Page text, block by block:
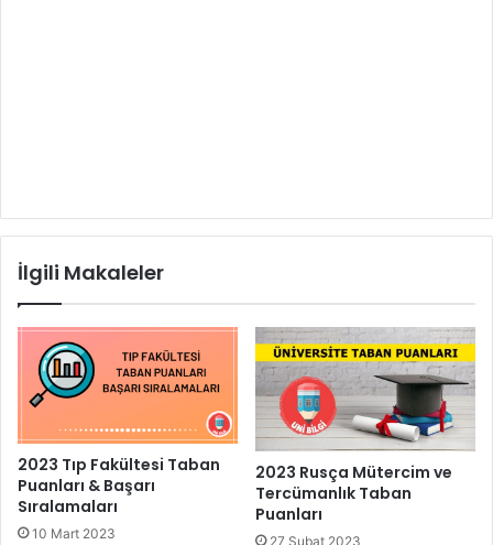
İlgili Makaleler
2023 Tıp Fakültesi Taban
Puanları & Başarı
Sıralamaları
10 Mart 2023
2023 Rusça Mütercim ve
Tercümanlık Taban
Puanları
27 Şubat 2023